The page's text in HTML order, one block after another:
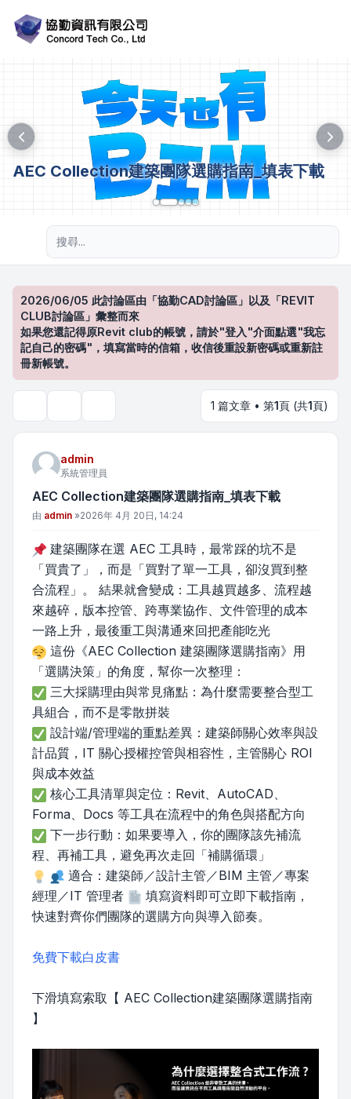
AEC Collection建築團隊選購指南_填表下載
2026/06/05 此討論區由「協勤CAD討論區」以及「REVIT
CLUB討論區」彙整而來
如果您還記得原Revit club的帳號，請於"登入"介面點選"我忘
記自己的密碼"，填寫當時的信箱，收信後重設新密碼或重新註
冊新帳號。
1 篇文章 • 第1頁 (共1頁)
admin
系統管理員
AEC Collection建築團隊選購指南_填表下載
文章
由 admin »2026年 4月 20日, 14:24
建築團隊在選 AEC 工具時，最常踩的坑不是
「買貴了」，而是「買對了單一工具，卻沒買到整
合流程」。 結果就會變成：工具越買越多、流程越
來越碎，版本控管、跨專業協作、文件管理的成本
一路上升，最後重工與溝通來回把產能吃光
這份《AEC Collection 建築團隊選購指南》用
「選購決策」的角度，幫你一次整理：
三大採購理由與常見痛點：為什麼需要整合型工
具組合，而不是零散拼裝
設計端/管理端的重點差異：建築師關心效率與設
計品質，IT 關心授權控管與相容性，主管關心 ROI
與成本效益
核心工具清單與定位：Revit、AutoCAD、
Forma、Docs 等工具在流程中的角色與搭配方向
下一步行動：如果要導入，你的團隊該先補流
程、再補工具，避免再次走回「補購循環」
適合：建築師／設計主管／BIM 主管／專案
經理／IT 管理者
填寫資料即可立即下載指南，
快速對齊你們團隊的選購方向與導入節奏。
免費下載白皮書
下滑填寫索取【 AEC Collection建築團隊選購指南
】